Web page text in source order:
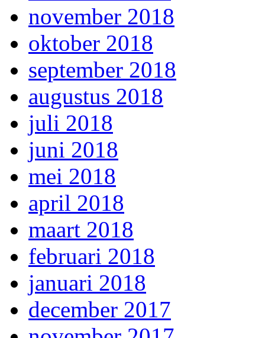
november 2018
oktober 2018
september 2018
augustus 2018
juli 2018
juni 2018
mei 2018
april 2018
maart 2018
februari 2018
januari 2018
december 2017